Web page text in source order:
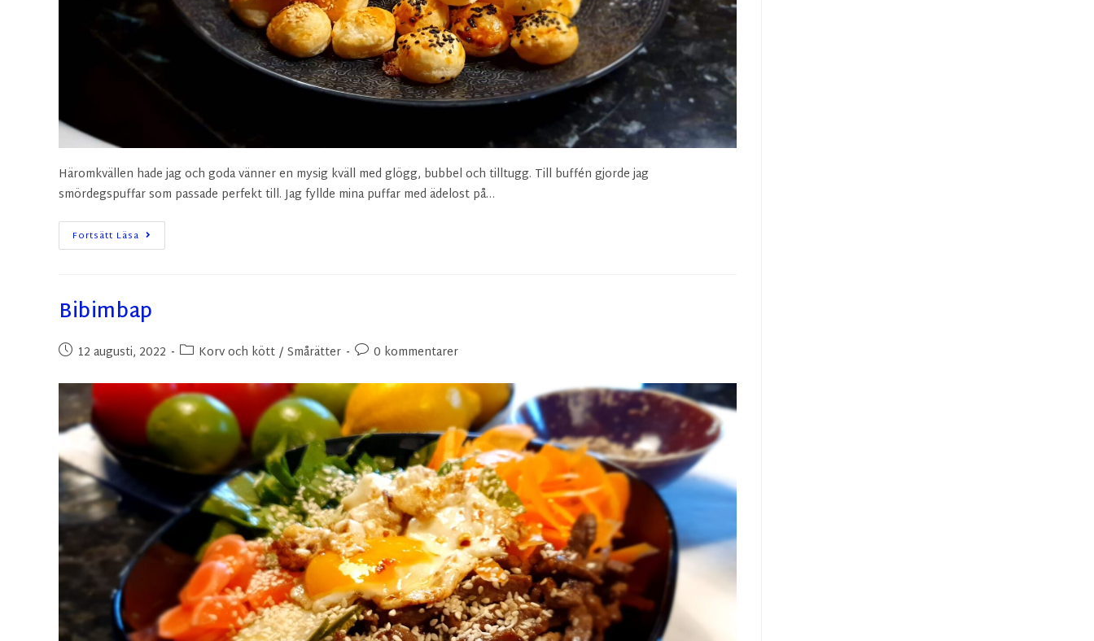
Häromkvällen hade jag och goda vänner en mysig kväll med glögg, bubbel och tilltugg. Till buffén gjorde jag
smördegspuffar som passade perfekt till. Jag fyllde mina puffar med ädelost på…
Fortsätt Läsa
Bibimbap
12 augusti, 2022 Korv och kött / Smårätter 0 kommentarer